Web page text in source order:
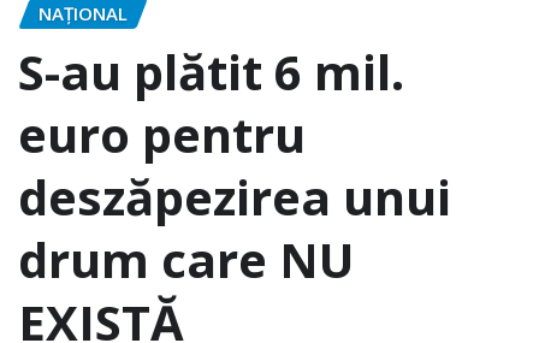
NAŢIONAL
S-au plătit 6 mil.
euro pentru
deszăpezirea unui
drum care NU
EXISTĂ